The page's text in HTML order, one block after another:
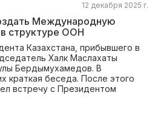
12 декабря 2025 г.
Международную
структуре ООН
Казахстана, прибывшего в
Халк Маслахаты
Бердымухамедов. В
краткая беседа. После этого
встречу с Президентом